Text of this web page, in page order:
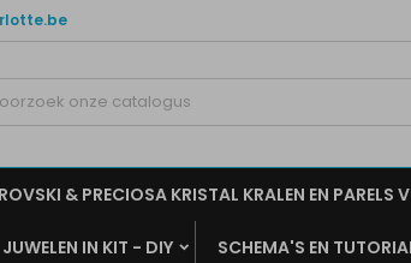
& PRECIOSA KRISTAL KRALEN EN PARELS
JUWELEN IN KIT - DIY SCHEMA'S EN
een lijst
een verlanglijst
zijn om producten in uw verlanglijst op te
Annuleren